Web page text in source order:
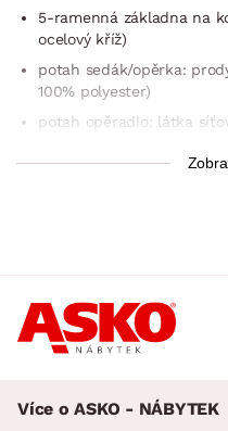
5-ramenná základna na
ocelový kříž)
potah sedák/opěrka:
100% polyester)
potah opěradlo: látka
partií = lepší hygiena)
1 x opěrka krku/hlavy
v rozsahu 0–6 cm)
páčka pro ovládání funkcí
funkce opěráku (poloha
Více o ASKO - NÁBYTEK